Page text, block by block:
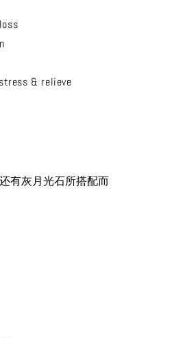
& relieve
有灰月光石所搭配而